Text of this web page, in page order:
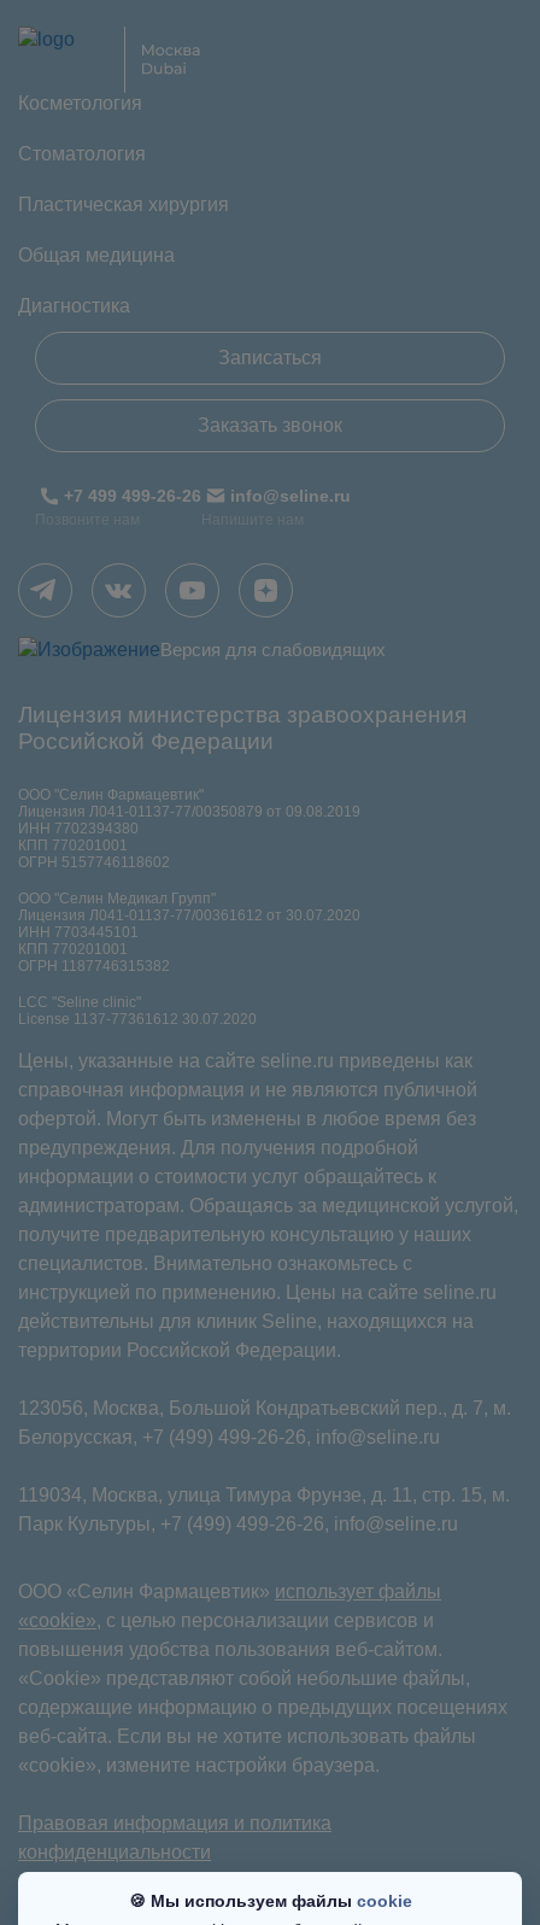
Косметология
Стоматология
Пластическая хирургия
Общая медицина
Диагностика
Записаться
Заказать звонок
+7 499 499-26-26
Позвоните нам
info@seline.ru
Напишите нам
Версия для слабовидящих
Лицензия министерства зравоохранения
Российской Федерации
ООО "Селин Фармацевтик"
Лицензия Л041-01137-77/00350879 от 09.08.2019
ИНН 7702394380
КПП 770201001
ОГРН 5157746118602
ООО "Селин Медикал Групп"
Лицензия Л041-01137-77/00361612 от 30.07.2020
ИНН 7703445101
КПП 770201001
ОГРН 1187746315382
LCC "Seline clinic"
License 1137-77361612 30.07.2020
Цены, указанные на сайте seline.ru приведены как
справочная информация и не являются публичной
офертой. Могут быть изменены в любое время без
предупреждения. Для получения подробной
информации о стоимости услуг обращайтесь к
администраторам. Обращаясь за медицинской услугой,
получите предварительную консультацию у наших
специалистов. Внимательно ознакомьтесь с
инструкцией по применению. Цены на сайте seline.ru
действительны для клиник Seline, находящихся на
территории Российской Федерации.
123056, Москва, Большой Кондратьевский пер., д. 7, м.
Белорусская, +7 (499) 499-26-26, info@seline.ru
119034, Москва, улица Тимура Фрунзе, д. 11⁠, стр. 15, м.
Парк Культуры, +7 (499) 499-26-26, info@seline.ru
ООО «Селин Фармацевтик» использует файлы
«cookie», с целью персонализации сервисов и
повышения удобства пользования веб-сайтом.
«Cookie» представляют собой небольшие файлы,
содержащие информацию о предыдущих посещениях
веб-сайта. Если вы не хотите использовать файлы
«cookie», измените настройки браузера.
Правовая информация и политика
конфиденциальности
Имеются противопоказания. Требуется
🍪 Мы используем файлы cookie